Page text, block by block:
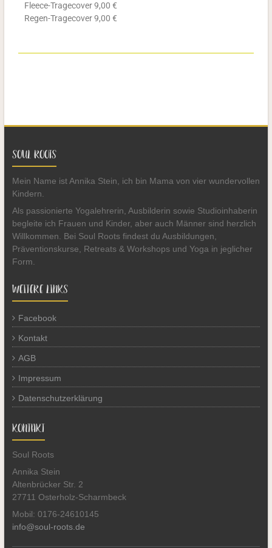
Fleece-Tragecover 9,00 €
Regen-Tragecover 9,00 €
SOUL ROOTS
Mein Name ist Annika Stein, ich bin Mama von vier wundervollen
Kindern.
Als passionierte Yogalehrerin, Ausbilderin sowie Studioinhaberin
begleite ich Frauen und Kinder, aber auch Männer sind herzlich
Willkommen. Bei Soul Roots findest du Ausbildungen,
Präventionskurse, Retreats & Workshops und Yoga in jeglicher
Form.
WEITERE LINKS
Facebook
Kontakt
AGB
Impressum
Datenschutzerklärung
KONTAKT
Soul Roots
Annika Stein
Altenbrücker Str. 2
27711 Osterholz-Scharmbeck
Mobil: 0176-24610145
info@soul-roots.de